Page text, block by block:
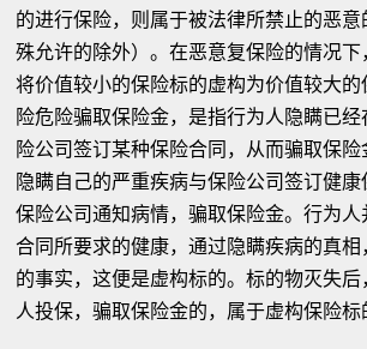
的进行保险，则属于被法律所禁止的恶
殊允许的除外）。在恶意复保险的情况
将价值较小的保险标的虚构为价值较大
险危险骗取保险金，是指行为人隐瞒已
险公司签订某种保险合同，从而骗取保
隐瞒自己的严重疾病与保险公司签订健
保险公司通知病情，骗取保险金。行为
合同所要求的健康，通过隐瞒疾病的真
的事实，这便是虚构标的。标的物灭失
人投保，骗取保险金的，属于虚构保险标